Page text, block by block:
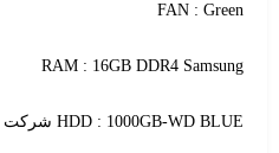
FAN : Green
RAM : 16GB DDR4 Samsung